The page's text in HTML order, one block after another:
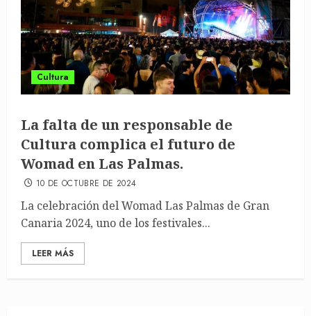
Cultura
La falta de un responsable de
Cultura complica el futuro de
Womad en Las Palmas.
10 DE OCTUBRE DE 2024
La celebración del Womad Las Palmas de Gran
Canaria 2024, uno de los festivales...
LEER MÁS